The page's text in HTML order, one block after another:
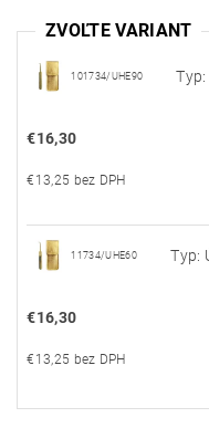
ZVOĽTE VARIANT
101734/UHE90
€16,30
€13,25 bez DPH
11734/UHE60 Typ:
€16,30
€13,25 bez DPH